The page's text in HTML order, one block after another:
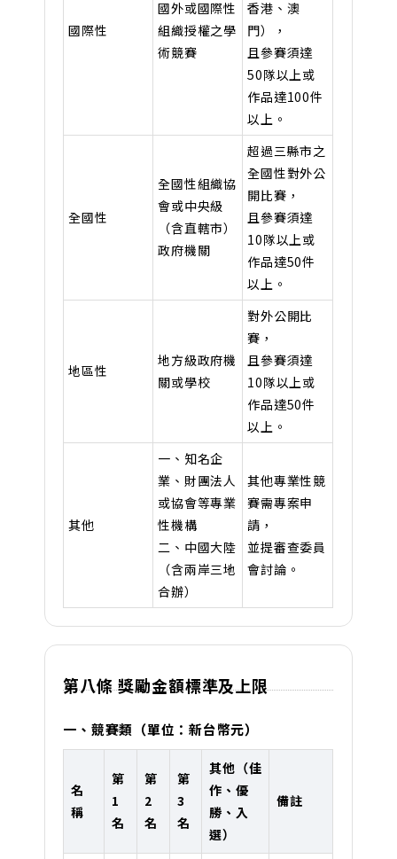
國際性
國外或國際性
組織授權之學
術競賽
香港、澳
門），
且參賽須達
50隊以上或
作品達100件
以上。
全國性
全國性組織協
會或中央級
（含直轄市）
政府機關
超過三縣市之
全國性對外公
開比賽，
且參賽須達
10隊以上或
作品達50件
以上。
地區性
地方級政府機
關或學校
對外公開比
賽，
且參賽須達
10隊以上或
作品達50件
以上。
其他
一、知名企
業、財團法人
或協會等專業
性機構
二、中國大陸
（含兩岸三地
合辦）
其他專業性競
賽需專案申
請，
並提審查委員
會討論。
第八條 獎勵金額標準及上限
一、競賽類（單位：新台幣元）
名
稱
第
1
名
第
2
名
第
3
名
其他（佳
作、優
勝、入
選）
備註